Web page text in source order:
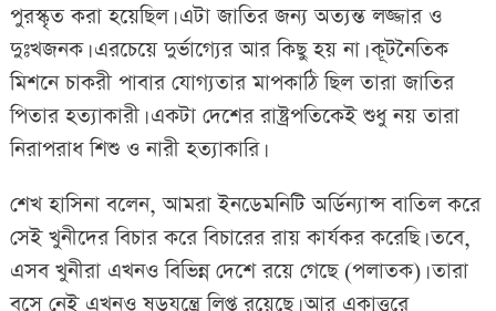
পুরস্কৃত করা হয়েছিল। এটা জাতির জন্য অত্যন্ত লজ্জার ও
দুঃখজনক। এরচেয়ে দুর্ভাগ্যের আর কিছু হয় না। কূটনৈতিক
মিশনে চাকরী পাবার যোগ্যতার মাপকাঠি ছিল তারা জাতির
পিতার হত্যাকারী। একটা দেশের রাষ্ট্রপতিকেই শুধু নয় তারা
নিরাপরাধ শিশু ও নারী হত্যাকারি।
শেখ হাসিনা বলেন, আমরা ইনডেমনিটি অর্ডিন্যান্স বাতিল করে
সেই খুনীদের বিচার করে বিচারের রায় কার্যকর করেছি। তবে,
এসব খুনীরা এখনও বিভিন্ন দেশে রয়ে গেছে (পলাতক)। তারা
বসে নেই এখনও ষড়যন্ত্রে লিপ্ত রয়েছে। আর একাত্তরে